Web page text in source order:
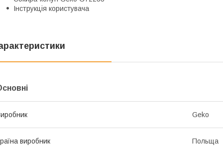
Інструкція користувача
Geko
виробник Польща